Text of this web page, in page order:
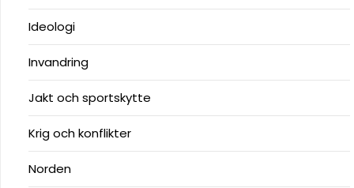
Ideologi
Invandring
Jakt och sportskytte
Krig och konflikter
Norden